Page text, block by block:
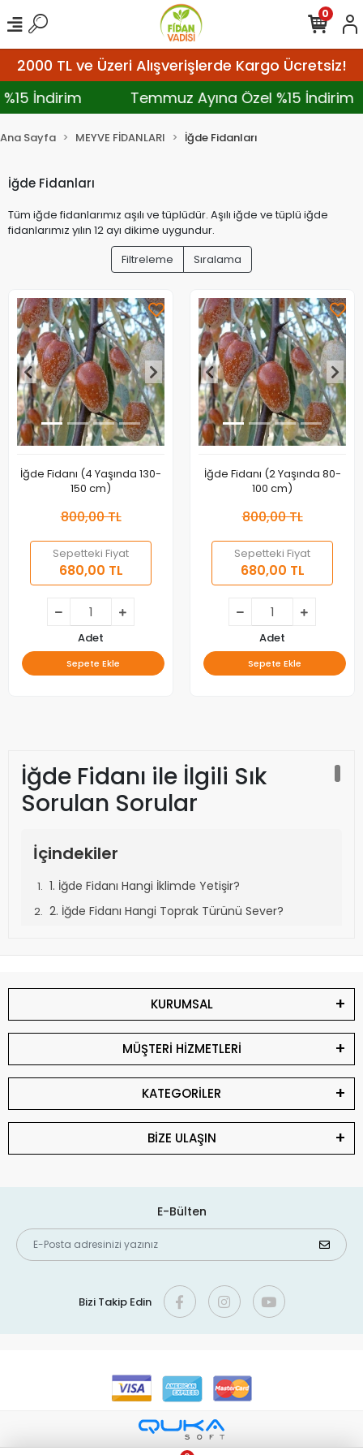
2000 TL ve Üzeri Alışverişlerde Kargo Ücretsiz!
İndirim
Temmuz Ayına Özel %15 İndirim
0
Ana Sayfa MEYVE FİDANLARI İğde Fidanları
İğde Fidanları
Tüm iğde fidanlarımız aşılı ve tüplüdür. Aşılı iğde ve tüplü iğde
fidanlarımız yılın 12 ayı dikime uygundur.
Filtreleme
Sıralama
İğde Fidanı (4 Yaşında 130-
150 cm)
800,00 TL
Sepetteki Fiyat
680,00 TL
Adet
Sepete Ekle
İğde Fidanı (2 Yaşında 80-
100 cm)
800,00 TL
Sepetteki Fiyat
680,00 TL
Adet
Sepete Ekle
İğde Fidanı ile İlgili Sık
Sorulan Sorular
İçindekiler
1. İğde Fidanı Hangi İklimde Yetişir?
2. İğde Fidanı Hangi Toprak Türünü Sever?
5. İğde Fidanı Hangi Aralıklarla Dikilmelidir?
6. İğde Fidanı Kaç Yıl Meyve Verir?
7. İğde Fidanı Nasıl Sulanmalıdır?
8. İğde Fidanı Nasıl Gübrelenmelidir?
9. İğde Fidanı Budanmalı mı?
10. İğde Fidanı Kendine Verimli midir?
11. İğde Fidanı Saksıda Yetişir mi?
13. İğde Fidanı Kışın Korunmalı mı?
14. İğde Fidanı Çiçek Açmazsa Ne Yapılmalı?
15. İğde Fidanı Hangi Aylarda Meyve Verir?
16. İğde Meyvesinin Özellikleri Nelerdir?
17. İğde Fidanı Organik Yetiştirilebilir mi?
20. İğde Fidanı Hangi Bitkilerle Uyumlu Dikilebilir?
KURUMSAL
MÜŞTERİ HİZMETLERİ
KATEGORİLER
BİZE ULAŞIN
E-Bülten
Bizi Takip Edin